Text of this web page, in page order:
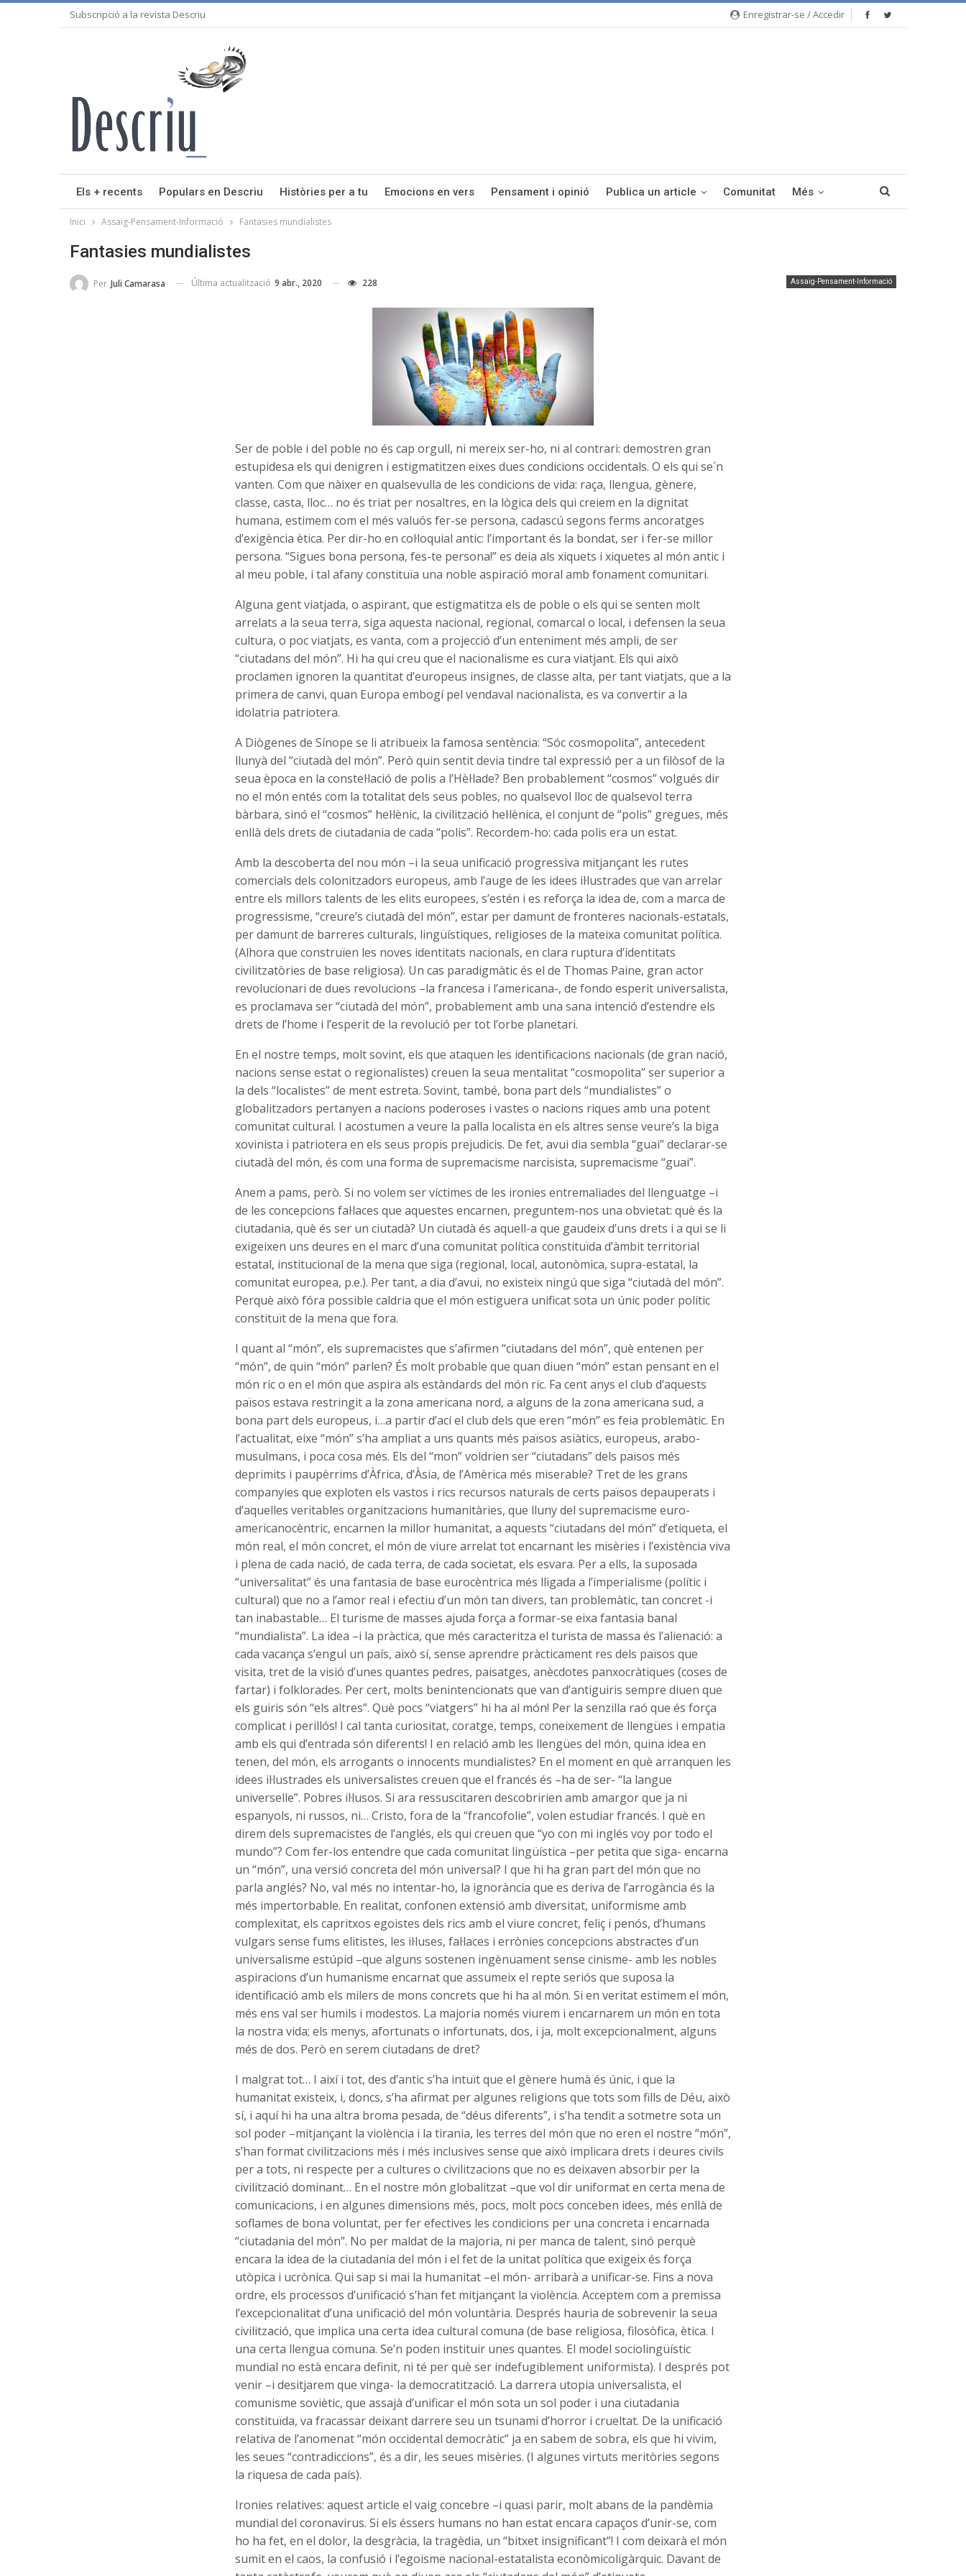
Enregistrar-se / Accedir
Subscripció a la revista Descriu
Els + recents Populars en Descriu Històries per a tu Emocions en vers Pensament i opinió Publica un article Comunitat Més
Inici Assaig-Pensament-Informació Fantasies mundialistes
Fantasies mundialistes
Assaig-Pensament-Informació
Per Juli Camarasa Última actualització 9 abr., 2020 228
Ser de poble i del poble no és cap orgull, ni mereix ser-ho, ni al contrari: demostren gran
estupidesa els qui denigren i estigmatitzen eixes dues condicions occidentals. O els qui se´n
vanten. Com que nàixer en qualsevulla de les condicions de vida: raça, llengua, gènere,
classe, casta, lloc… no és triat per nosaltres, en la lògica dels qui creiem en la dignitat
humana, estimem com el més valuós fer-se persona, cadascú segons ferms ancoratges
d’exigència ètica. Per dir-ho en col·loquial antic: l’important és la bondat, ser i fer-se millor
persona. “Sigues bona persona, fes-te persona!” es deia als xiquets i xiquetes al món antic i
al meu poble, i tal afany constituïa una noble aspiració moral amb fonament comunitari.
Alguna gent viatjada, o aspirant, que estigmatitza els de poble o els qui se senten molt
arrelats a la seua terra, siga aquesta nacional, regional, comarcal o local, i defensen la seua
cultura, o poc viatjats, es vanta, com a projecció d’un enteniment més ampli, de ser
“ciutadans del món”. Hi ha qui creu que el nacionalisme es cura viatjant. Els qui això
proclamen ignoren la quantitat d’europeus insignes, de classe alta, per tant viatjats, que a la
primera de canvi, quan Europa embogí pel vendaval nacionalista, es va convertir a la
idolatria patriotera.
A Diògenes de Sínope se li atribueix la famosa sentència: “Sóc cosmopolita”, antecedent
llunyà del “ciutadà del món”. Però quin sentit devia tindre tal expressió per a un filòsof de la
seua època en la constel·lació de polis a l’Hèl·lade? Ben probablement “cosmos” volgués dir
no el món entés com la totalitat dels seus pobles, no qualsevol lloc de qualsevol terra
bàrbara, sinó el “cosmos” hel·lènic, la civilització hel·lènica, el conjunt de “polis” gregues, més
enllà dels drets de ciutadania de cada “polis”. Recordem-ho: cada polis era un estat.
Amb la descoberta del nou món –i la seua unificació progressiva mitjançant les rutes
comercials dels colonitzadors europeus, amb l’auge de les idees il·lustrades que van arrelar
entre els millors talents de les elits europees, s’estén i es reforça la idea de, com a marca de
progressisme, “creure’s ciutadà del món”, estar per damunt de fronteres nacionals-estatals,
per damunt de barreres culturals, lingüístiques, religioses de la mateixa comunitat política.
(Alhora que construïen les noves identitats nacionals, en clara ruptura d’identitats
civilitzatòries de base religiosa). Un cas paradigmàtic és el de Thomas Paine, gran actor
revolucionari de dues revolucions –la francesa i l’americana-, de fondo esperit universalista,
es proclamava ser “ciutadà del món”, probablement amb una sana intenció d’estendre els
drets de l’home i l’esperit de la revolució per tot l’orbe planetari.
En el nostre temps, molt sovint, els que ataquen les identificacions nacionals (de gran nació,
nacions sense estat o regionalistes) creuen la seua mentalitat “cosmopolita” ser superior a
la dels “localistes” de ment estreta. Sovint, també, bona part dels “mundialistes” o
globalitzadors pertanyen a nacions poderoses i vastes o nacions riques amb una potent
comunitat cultural. I acostumen a veure la palla localista en els altres sense veure’s la biga
xovinista i patriotera en els seus propis prejudicis. De fet, avui dia sembla “guai” declarar-se
ciutadà del món, és com una forma de supremacisme narcisista, supremacisme “guai”.
Anem a pams, però. Si no volem ser víctimes de les ironies entremaliades del llenguatge –i
de les concepcions fal·laces que aquestes encarnen, preguntem-nos una obvietat: què és la
ciutadania, què és ser un ciutadà? Un ciutadà és aquell-a que gaudeix d’uns drets i a qui se li
exigeixen uns deures en el marc d’una comunitat política constituïda d’àmbit territorial
estatal, institucional de la mena que siga (regional, local, autonòmica, supra-estatal, la
comunitat europea, p.e.). Per tant, a dia d’avui, no existeix ningú que siga “ciutadà del món”.
Perquè això fóra possible caldria que el món estiguera unificat sota un únic poder polític
constituït de la mena que fora.
I quant al “món”, els supremacistes que s’afirmen “ciutadans del món”, què entenen per
“món”, de quin “món” parlen? És molt probable que quan diuen “món” estan pensant en el
món ric o en el món que aspira als estàndards del món ric. Fa cent anys el club d’aquests
països estava restringit a la zona americana nord, a alguns de la zona americana sud, a
bona part dels europeus, i…a partir d’ací el club dels que eren “món” es feia problemàtic. En
l’actualitat, eixe “món” s’ha ampliat a uns quants més països asiàtics, europeus, arabo-
musulmans, i poca cosa més. Els del “mon” voldrien ser “ciutadans” dels països més
deprimits i paupèrrims d’Àfrica, d’Àsia, de l’Amèrica més miserable? Tret de les grans
companyies que exploten els vastos i rics recursos naturals de certs països depauperats i
d’aquelles veritables organitzacions humanitàries, que lluny del supremacisme euro-
americanocèntric, encarnen la millor humanitat, a aquests “ciutadans del món” d’etiqueta, el
món real, el món concret, el món de viure arrelat tot encarnant les misèries i l’existència viva
i plena de cada nació, de cada terra, de cada societat, els esvara. Per a ells, la suposada
“universalitat” és una fantasia de base eurocèntrica més lligada a l’imperialisme (polític i
cultural) que no a l’amor real i efectiu d’un món tan divers, tan problemàtic, tan concret -i
tan inabastable… El turisme de masses ajuda força a formar-se eixa fantasia banal
“mundialista”. La idea –i la pràctica, que més caracteritza el turista de massa és l’alienació: a
cada vacança s’engul un país, això sí, sense aprendre pràcticament res dels països que
visita, tret de la visió d’unes quantes pedres, paisatges, anècdotes panxocràtiques (coses de
fartar) i folklorades. Per cert, molts benintencionats que van d’antiguiris sempre diuen que
els guiris són “els altres”. Què pocs “viatgers” hi ha al món! Per la senzilla raó que és força
complicat i perillós! I cal tanta curiositat, coratge, temps, coneixement de llengües i empatia
amb els qui d’entrada són diferents! I en relació amb les llengües del món, quina idea en
tenen, del món, els arrogants o innocents mundialistes? En el moment en què arranquen les
idees il·lustrades els universalistes creuen que el francés és –ha de ser- “la langue
universelle”. Pobres il·lusos. Si ara ressuscitaren descobririen amb amargor que ja ni
espanyols, ni russos, ni… Cristo, fora de la “francofolie”, volen estudiar francés. I què en
direm dels supremacistes de l’anglés, els qui creuen que “yo con mi inglés voy por todo el
mundo”? Com fer-los entendre que cada comunitat lingüística –per petita que siga- encarna
un “món”, una versió concreta del món universal? I que hi ha gran part del món que no
parla anglés? No, val més no intentar-ho, la ignorància que es deriva de l’arrogància és la
més impertorbable. En realitat, confonen extensió amb diversitat, uniformisme amb
complexitat, els capritxos egoistes dels rics amb el viure concret, feliç i penós, d’humans
vulgars sense fums elitistes, les il·luses, fal·laces i errònies concepcions abstractes d’un
universalisme estúpid –que alguns sostenen ingènuament sense cinisme- amb les nobles
aspiracions d’un humanisme encarnat que assumeix el repte seriós que suposa la
identificació amb els milers de mons concrets que hi ha al món. Si en veritat estimem el món,
més ens val ser humils i modestos. La majoria només viurem i encarnarem un món en tota
la nostra vida; els menys, afortunats o infortunats, dos, i ja, molt excepcionalment, alguns
més de dos. Però en serem ciutadans de dret?
I malgrat tot… I així i tot, des d’antic s’ha intuït que el gènere humà és únic, i que la
humanitat existeix, i, doncs, s’ha afirmat per algunes religions que tots som fills de Déu, això
sí, i aquí hi ha una altra broma pesada, de “déus diferents”, i s’ha tendit a sotmetre sota un
sol poder –mitjançant la violència i la tirania, les terres del món que no eren el nostre “món”,
s’han format civilitzacions més i més inclusives sense que això implicara drets i deures civils
per a tots, ni respecte per a cultures o civilitzacions que no es deixaven absorbir per la
civilització dominant… En el nostre món globalitzat –que vol dir uniformat en certa mena de
comunicacions, i en algunes dimensions més, pocs, molt pocs conceben idees, més enllà de
soflames de bona voluntat, per fer efectives les condicions per una concreta i encarnada
“ciutadania del món”. No per maldat de la majoria, ni per manca de talent, sinó perquè
encara la idea de la ciutadania del món i el fet de la unitat política que exigeix és força
utòpica i ucrònica. Qui sap si mai la humanitat –el món- arribarà a unificar-se. Fins a nova
ordre, els processos d’unificació s’han fet mitjançant la violència. Acceptem com a premissa
l’excepcionalitat d’una unificació del món voluntària. Després hauria de sobrevenir la seua
civilització, que implica una certa idea cultural comuna (de base religiosa, filosòfica, ètica. I
una certa llengua comuna. Se’n poden instituir unes quantes. El model sociolingüístic
mundial no està encara definit, ni té per què ser indefugiblement uniformista). I després pot
venir –i desitjarem que vinga- la democratització. La darrera utopia universalista, el
comunisme soviètic, que assajà d’unificar el món sota un sol poder i una ciutadania
constituïda, va fracassar deixant darrere seu un tsunami d’horror i crueltat. De la unificació
relativa de l’anomenat “món occidental democràtic” ja en sabem de sobra, els que hi vivim,
les seues “contradiccions”, és a dir, les seues misèries. (I algunes virtuts meritòries segons
la riquesa de cada país).
Ironies relatives: aquest article el vaig concebre –i quasi parir, molt abans de la pandèmia
mundial del coronavirus. Si els éssers humans no han estat encara capaços d’unir-se, com
ho ha fet, en el dolor, la desgràcia, la tragèdia, un “bitxet insignificant”! I com deixarà el món
sumit en el caos, la confusió i l’egoisme nacional-estatalista econòmicoligàrquic. Davant de